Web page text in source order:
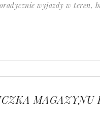
wyjazdy w teren,
MAGAZYNU